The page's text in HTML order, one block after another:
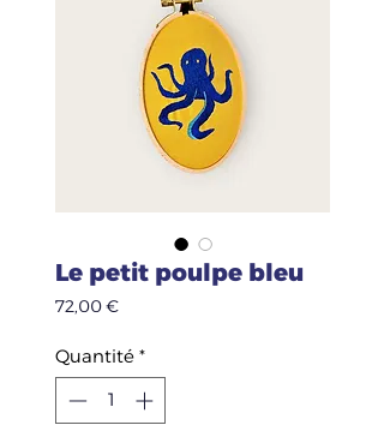
Le petit poulpe bleu
72,00 €Prix
Quantité *